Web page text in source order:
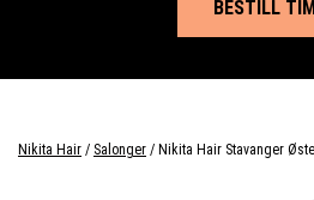
BESTILL
Nikita Hair / Salonger / Nikita Hair Stavanger